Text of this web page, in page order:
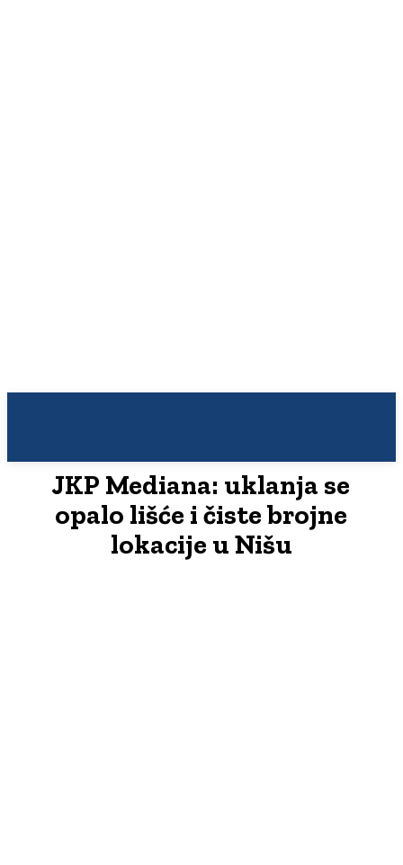
JKP Mediana: uklanja se
opalo lišće i čiste brojne
lokacije u Nišu